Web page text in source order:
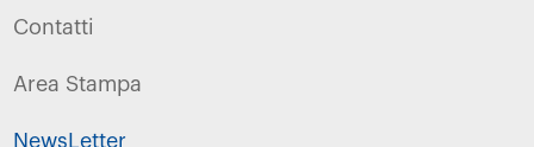
Contatti
Area Stampa
NewsLetter